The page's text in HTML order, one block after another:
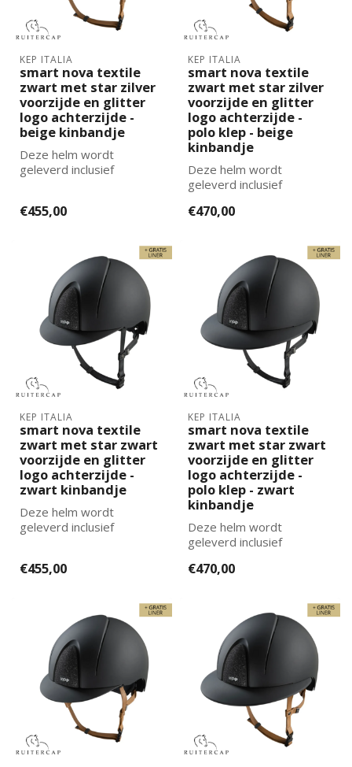
KEP ITALIA
smart nova textile
zwart met star zilver
voorzijde en glitter
logo achterzijde -
beige kinbandje
Deze helm wordt
geleverd inclusief
€455,00
KEP ITALIA
smart nova textile
zwart met star zilver
voorzijde en glitter
logo achterzijde -
polo klep - beige
kinbandje
Deze helm wordt
geleverd inclusief
maat binnenvoering k...
€470,00
KEP ITALIA
smart nova textile
zwart met star zwart
voorzijde en glitter
logo achterzijde -
zwart kinbandje
Deze helm wordt
geleverd inclusief
€455,00
KEP ITALIA
smart nova textile
zwart met star zwart
voorzijde en glitter
logo achterzijde -
polo klep - zwart
kinbandje
Deze helm wordt
geleverd inclusief
maat binnenvoering k...
€470,00